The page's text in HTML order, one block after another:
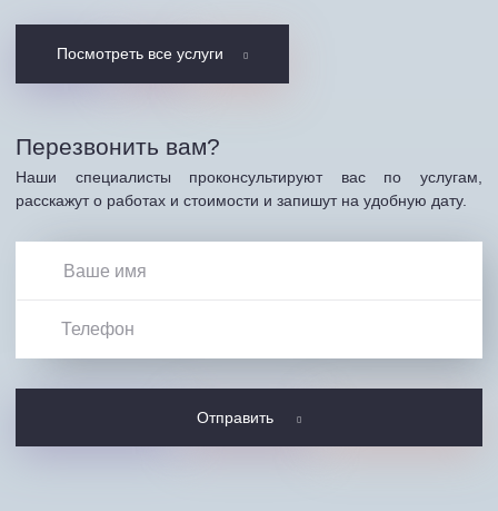
Посмотреть все услуги
Перезвонить вам?
Наши специалисты проконсультируют вас по услугам,
расскажут о работах и стоимости и запишут на удобную дату.
Отправить